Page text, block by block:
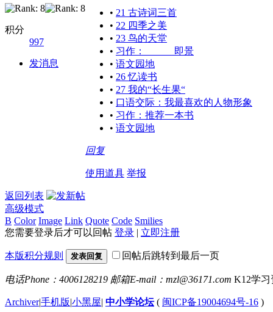
积分
997
发消息
• 21 古诗词三首
• 22 四季之美
• 23 鸟的天堂
• 习作：______即景
• 语文园地
• 26 忆读书
• 27 我的“长生果“
• 口语交际：我最喜欢的人物形象
• 习作：推荐一本书
• 语文园地
回复
使用道具 举报
返回列表
高级模式
B Color Image Link Quote Code Smilies
您需要登录后才可以回帖 登录 | 立即注册
本版积分规则 发表回复 回帖后跳转到最后一页
电话Phone：4006128219 邮箱E-mail：mzl@36171.com K12学
Archiver|手机版|小黑屋| 中小学论坛( 闽ICP备19004694号-16 )